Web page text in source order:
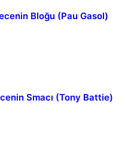
Bloğu (Pau Gasol)
Smacı (Tony Battie)